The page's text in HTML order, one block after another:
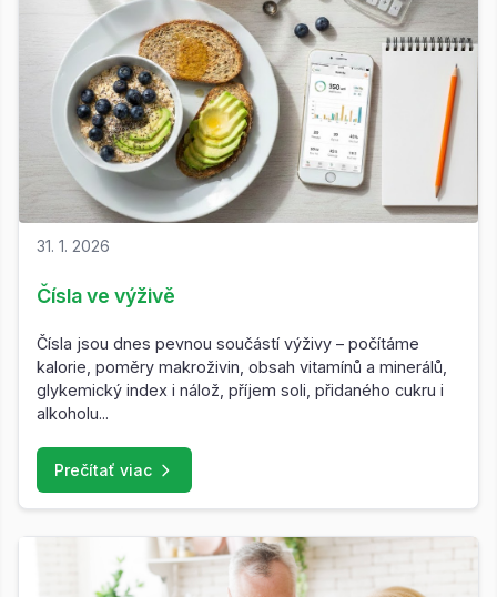
31. 1. 2026
Čísla ve výživě
Čísla jsou dnes pevnou součástí výživy – počítáme
kalorie, poměry makroživin, obsah vitamínů a minerálů,
glykemický index i nálož, příjem soli, přidaného cukru i
alkoholu...
Prečítať viac